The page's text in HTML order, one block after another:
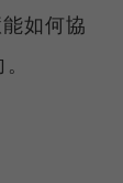
如何協